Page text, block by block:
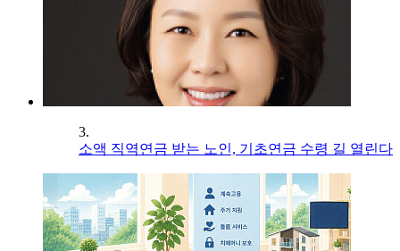
3.
소액 직역연금 받는 노인, 기초연금 수령 길 열린다